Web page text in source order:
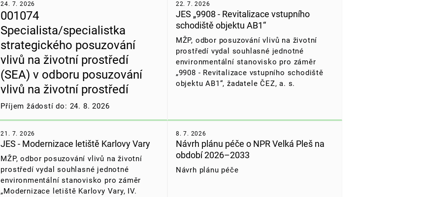
001074
Specialista/specialistka
strategického posuzování
vlivů na životní prostředí
(SEA) v odboru posuzování
vlivů na životní prostředí
Příjem žádostí do: 24. 8. 2026
24. 7. 2026
JES „9908 - Revitalizace vstupního
schodiště objektu AB1“
MŽP, odbor posuzování vlivů na životní
prostředí vydal souhlasné jednotné
environmentální stanovisko pro záměr
„9908 - Revitalizace vstupního schodiště
objektu AB1“, žadatele ČEZ, a. s.
22. 7. 2026
JES - Modernizace letiště Karlovy Vary
MŽP, odbor posuzování vlivů na životní
prostředí vydal souhlasné jednotné
environmentální stanovisko pro záměr
„Modernizace letiště Karlovy Vary, IV.
21. 7. 2026
Návrh plánu péče o NPR Velká Pleš na
období 2026–2033
Návrh plánu péče
8. 7. 2026